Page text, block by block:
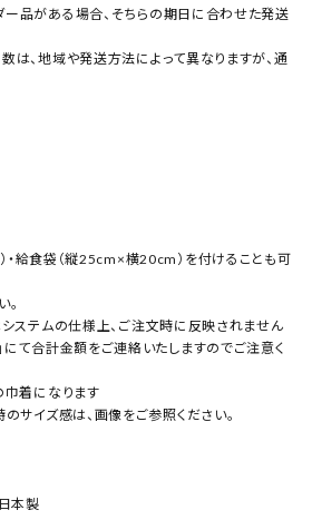
品がある場合、そちらの期日に合わせた発送
は、地域や発送方法によって異なりますが、通
給食袋（縦25cm×横20cm）を付けることも可
。
ステムの仕様上、ご注文時に反映されません
にて合計金額をご連絡いたしますのでご注意く
巾着になります
サイズ感は、画像をご参照ください。
本製